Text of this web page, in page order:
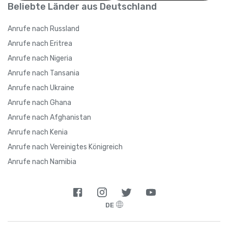
Beliebte Länder aus Deutschland
Anrufe nach Russland
Anrufe nach Eritrea
Anrufe nach Nigeria
Anrufe nach Tansania
Anrufe nach Ukraine
Anrufe nach Ghana
Anrufe nach Afghanistan
Anrufe nach Kenia
Anrufe nach Vereinigtes Königreich
Anrufe nach Namibia
DE